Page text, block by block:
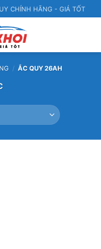
CHÍNH HÃNG - GIÁ TỐT
/ ẮC QUY 26AH